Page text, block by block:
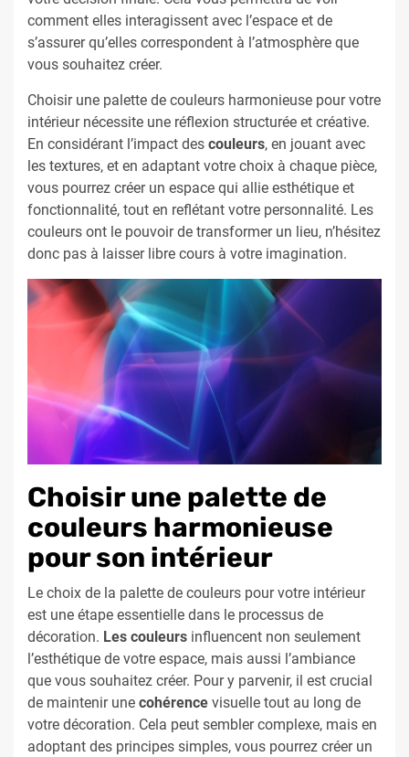
comment elles interagissent avec l’espace et de
s’assurer qu’elles correspondent à l’atmosphère que
vous souhaitez créer.
Choisir une palette de couleurs harmonieuse pour votre
intérieur nécessite une réflexion structurée et créative.
En considérant l’impact des couleurs, en jouant avec
les textures, et en adaptant votre choix à chaque pièce,
vous pourrez créer un espace qui allie esthétique et
fonctionnalité, tout en reflétant votre personnalité. Les
couleurs ont le pouvoir de transformer un lieu, n’hésitez
donc pas à laisser libre cours à votre imagination.
Choisir une palette de
couleurs harmonieuse
pour son intérieur
Le choix de la palette de couleurs pour votre intérieur
est une étape essentielle dans le processus de
décoration. Les couleurs influencent non seulement
l’esthétique de votre espace, mais aussi l’ambiance
que vous souhaitez créer. Pour y parvenir, il est crucial
de maintenir une cohérence visuelle tout au long de
votre décoration. Cela peut sembler complexe, mais en
adoptant des principes simples, vous pourrez créer un